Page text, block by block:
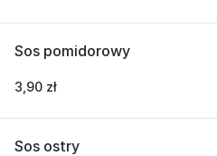
Sos pomidorowy
3,90 zł
Sos ostry